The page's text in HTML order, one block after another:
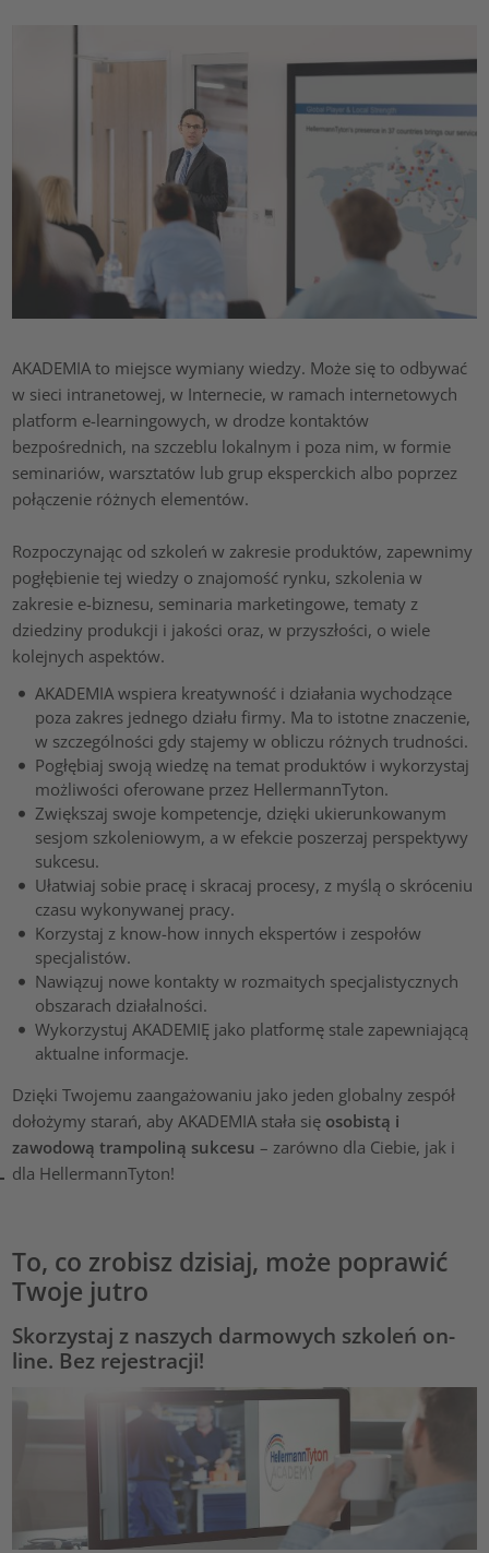
AKADEMIA to miejsce wymiany wiedzy. Może się to odbywać
w sieci intranetowej, w Internecie, w ramach internetowych
platform e-learningowych, w drodze kontaktów
bezpośrednich, na szczeblu lokalnym i poza nim, w formie
seminariów, warsztatów lub grup eksperckich albo poprzez
połączenie różnych elementów.
Rozpoczynając od szkoleń w zakresie produktów, zapewnimy
pogłębienie tej wiedzy o znajomość rynku, szkolenia w
zakresie e-biznesu, seminaria marketingowe, tematy z
dziedziny produkcji i jakości oraz, w przyszłości, o wiele
kolejnych aspektów.
AKADEMIA wspiera kreatywność i działania wychodzące
poza zakres jednego działu firmy. Ma to istotne znaczenie,
w szczególności gdy stajemy w obliczu różnych trudności.
Pogłębiaj swoją wiedzę na temat produktów i wykorzystaj
możliwości oferowane przez HellermannTyton.
Zwiększaj swoje kompetencje, dzięki ukierunkowanym
sesjom szkoleniowym, a w efekcie poszerzaj perspektywy
sukcesu.
Ułatwiaj sobie pracę i skracaj procesy, z myślą o skróceniu
czasu wykonywanej pracy.
Korzystaj z know-how innych ekspertów i zespołów
specjalistów.
Nawiązuj nowe kontakty w rozmaitych specjalistycznych
obszarach działalności.
Wykorzystuj AKADEMIĘ jako platformę stale zapewniającą
aktualne informacje.
Dzięki Twojemu zaangażowaniu jako jeden globalny zespół
dołożymy starań, aby AKADEMIA stała się osobistą i
zawodową trampoliną sukcesu– zarówno dla Ciebie, jak i
dla HellermannTyton!
To, co zrobisz dzisiaj, może poprawić
Twoje jutro
Skorzystaj z naszych darmowych szkoleń on-
line. Bez rejestracji!